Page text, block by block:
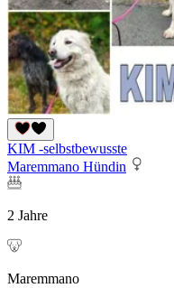
KIM -selbstbewusste
Maremmano Hündin
2 Jahre
Maremmano